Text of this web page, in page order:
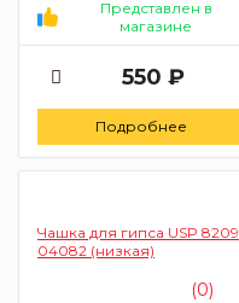
Представлен в
магазине
550 ₽
Подробнее
Чашка для гипса USP 8209
04082 (низкая)
(0)